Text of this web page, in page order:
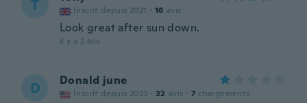
T Inscrit depuis 2021 · 16 avis
Look great after sun down.
il y a 2 ans
D Donald june
Inscrit depuis 2023 · 32 avis · 7 chargements